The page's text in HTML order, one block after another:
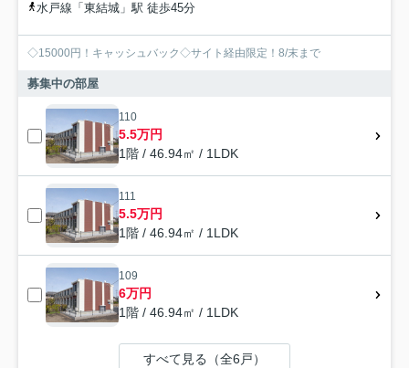
水戸線「東結城」駅 徒歩45分
◇15000円！キャッシュバック◇サイト経由限定！8/末まで
募集中の部屋
110
5.5万円
1階 / 46.94㎡ / 1LDK
111
5.5万円
1階 / 46.94㎡ / 1LDK
109
6万円
1階 / 46.94㎡ / 1LDK
すべて見る（全6戸）